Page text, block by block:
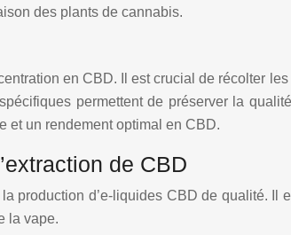
des plants de cannabis.
en CBD. Il est crucial de récolter
permettent de préserver la
et un rendement optimal en CBD.
de CBD
production d’e-liquides CBD de qualité.
la vape.